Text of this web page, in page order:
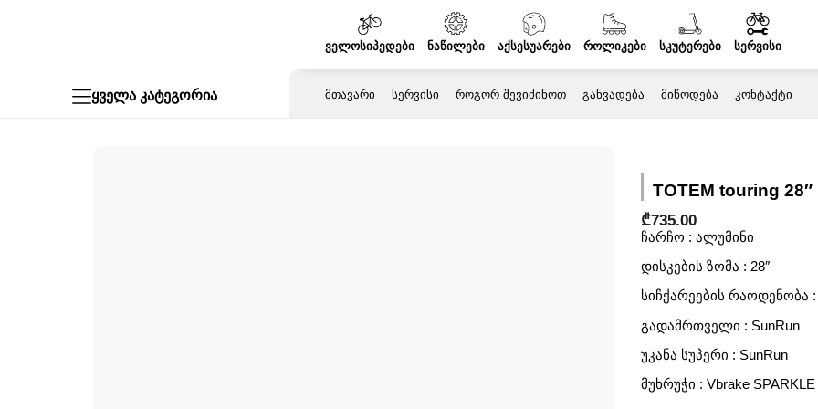
ველოსიპედები ნაწილები აქსესუარები როლიკები სკუტერები სერვისი
ყველა კატეგორია ᲛᲗᲐᲕᲐᲠᲘ ᲡᲔᲠᲕᲘᲡᲘ ᲠᲝᲒᲝᲠ ᲨᲔᲕᲘᲫᲘᲜᲝᲗ ᲒᲐᲜᲕᲐᲓᲔᲑᲐ ᲛᲘᲬᲝᲓᲔᲑᲐ ᲙᲝᲜᲢᲐᲥᲢᲘ
TOTEM touring 28″
₾735.00
ჩარჩო : ალუმინი
დისკების ზომა : 28″
სიჩქარეების რაოდენობა :
გადამრთველი : SunRun
უკანა სუპერი : SunRun
მუხრუჭი : Vbrake SPARKLE